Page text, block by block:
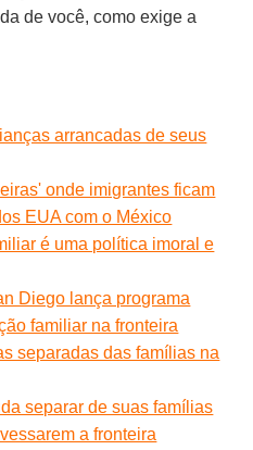
de você, como exige a
arrancadas de seus
onde imigrantes ficam
EUA com o México
é uma política imoral e
Diego lança programa
familiar na fronteira
separadas das famílias na
separar de suas famílias
a fronteira